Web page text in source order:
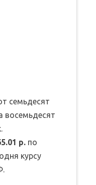
семьдесят
восемьдесят
р. по
курсу